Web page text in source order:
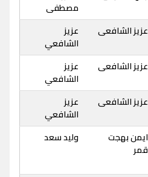
مصطفى
عزيز الشافعى
عزيز
الشافعي
عزيز الشافعى
عزيز
الشافعي
عزيز الشافعى
عزيز
الشافعي
ايمن بهجت
قمر
وليد سعد